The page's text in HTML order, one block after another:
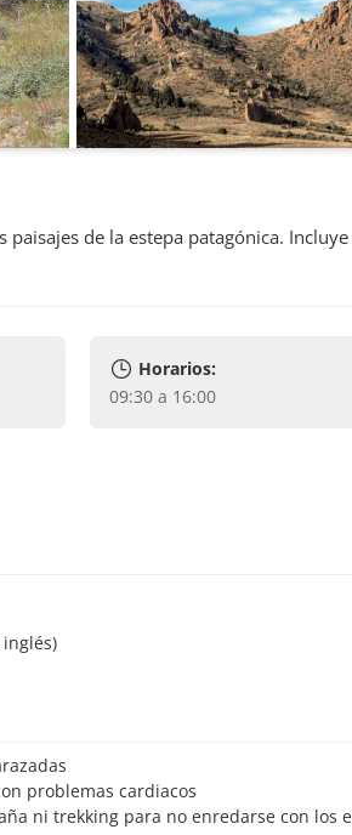
paisajes de la estepa patagónica.
Horarios:
09:30 a 16:00
inglés)
problemas cardiacos
ni trekking para no enredarse con los